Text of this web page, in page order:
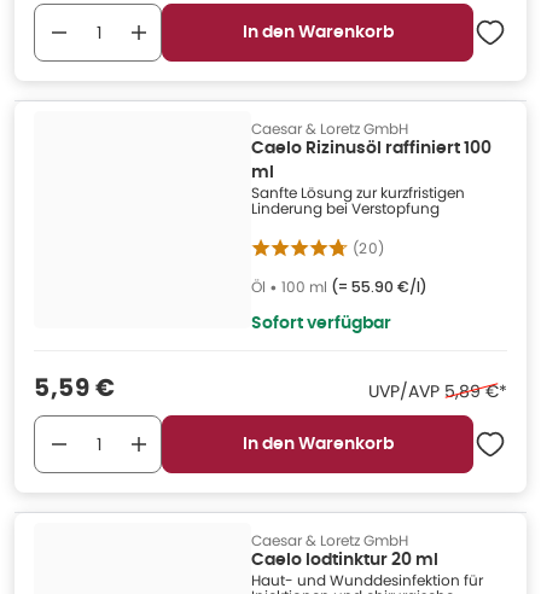
In den Warenkorb
Caesar & Loretz GmbH
Caelo Rizinusöl raffiniert 100
ml
Sanfte Lösung zur kurzfristigen
Linderung bei Verstopfung
(20)
Öl • 100 ml (= 55.90 €/l)
Sofort verfügbar
Verkaufspreis
5,59 € UVP/AVP Ehemaliger
5,89 €*
In den Warenkorb
Caesar & Loretz GmbH
Caelo Iodtinktur 20 ml
Haut- und Wunddesinfektion für